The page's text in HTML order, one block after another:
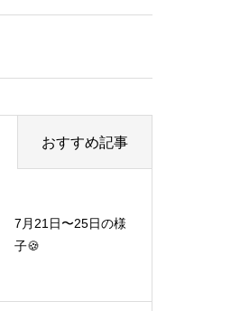
おすすめ記事
7月21日〜25日の様
子🍪